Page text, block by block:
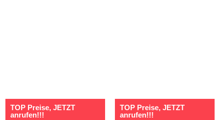
TOP Preise, JETZT
anrufen!!!
TOP Preise, JETZT
anrufen!!!